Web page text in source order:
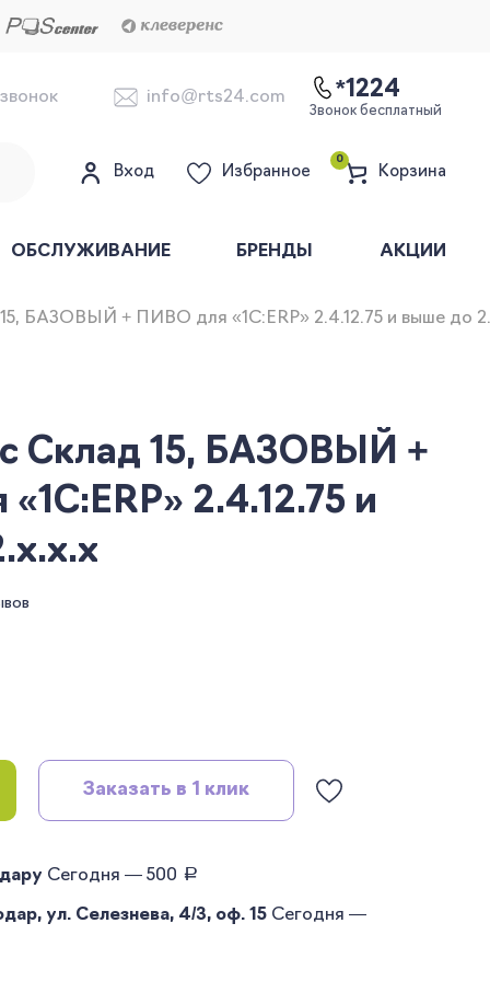
info@rts24.com *1224
Звонок бесплатный
Вход Избранное
0
Корзина
ОБСЛУЖИВАНИЕ БРЕНДЫ АКЦИИ
БАЗОВЫЙ + ПИВО для «1С:ERP» 2.4.12.75 и выше до
Склад 15, БАЗОВЫЙ +
2.4.12.75 и
Заказать в 1 клик
Сегодня — 500 руб.
ул. Селезнева, 4/3, оф. 15 Сегодня —